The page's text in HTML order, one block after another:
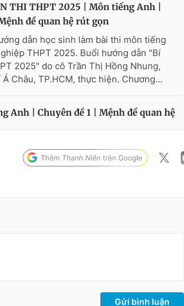
THI THPT 2025 | Môn tiếng Anh |
đề quan hệ rút gọn
dẫn học sinh làm bài thi môn tiếng
THPT 2025. Buổi hướng dẫn "Bí
2025" do cô Trần Thị Hồng Nhung,
Châu, TP.HCM, thực hiện. Chương...
Anh | Chuyên đề 1 | Mệnh đề quan hệ
Gửi bình luận